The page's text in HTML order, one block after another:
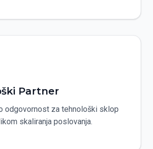
Partner
odgovornost za tehnološki sklop
skaliranja poslovanja.